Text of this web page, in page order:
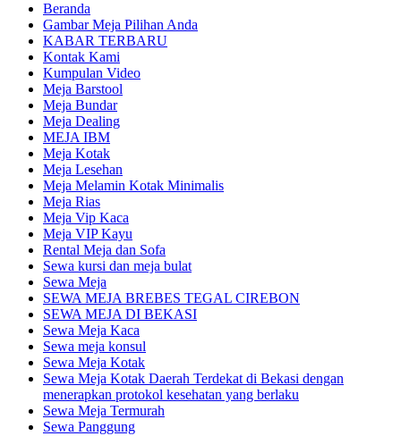
Beranda
Gambar Meja Pilihan Anda
KABAR TERBARU
Kontak Kami
Kumpulan Video
Meja Barstool
Meja Bundar
Meja Dealing
MEJA IBM
Meja Kotak
Meja Lesehan
Meja Melamin Kotak Minimalis
Meja Rias
Meja Vip Kaca
Meja VIP Kayu
Rental Meja dan Sofa
Sewa kursi dan meja bulat
Sewa Meja
SEWA MEJA BREBES TEGAL CIREBON
SEWA MEJA DI BEKASI
Sewa Meja Kaca
Sewa meja konsul
Sewa Meja Kotak
Sewa Meja Kotak Daerah Terdekat di Bekasi dengan
menerapkan protokol kesehatan yang berlaku
Sewa Meja Termurah
Sewa Panggung